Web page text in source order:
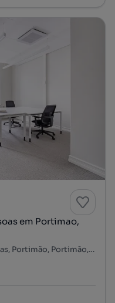
em Portimao,
Avenida das Comunidades Lusíadas, Portimão, Portimão, Faro